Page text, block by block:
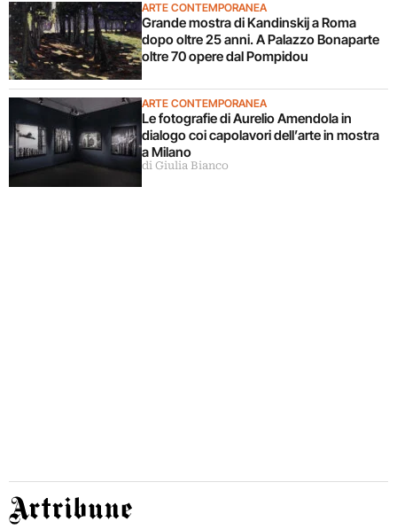
ARTE CONTEMPORANEA
Grande mostra di Kandinskij a Roma
dopo oltre 25 anni. A Palazzo Bonaparte
oltre 70 opere dal Pompidou
ARTE CONTEMPORANEA
Le fotografie di Aurelio Amendola in
dialogo coi capolavori dell’arte in mostra
a Milano
di Giulia Bianco
Artribune